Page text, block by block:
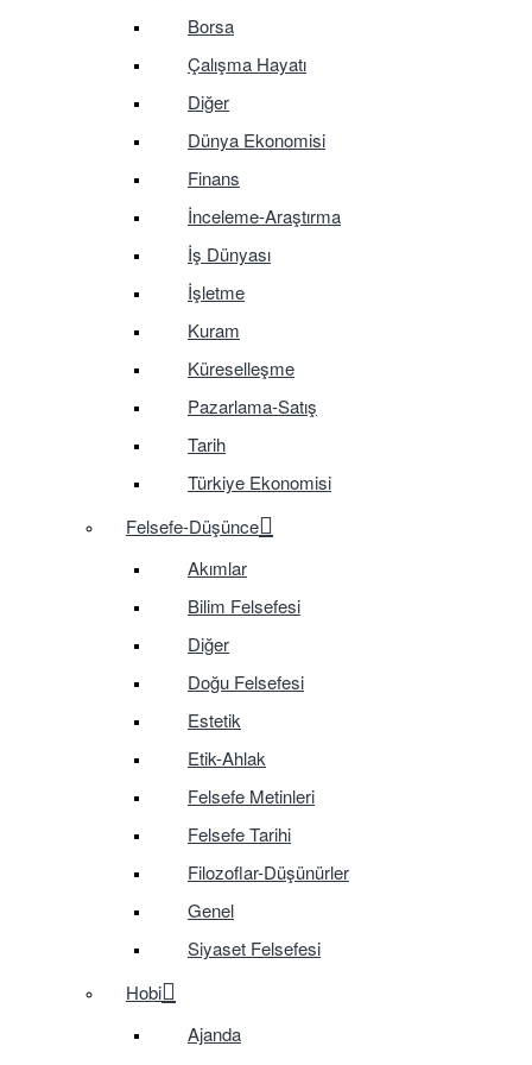
Borsa
Çalışma Hayatı
Diğer
Dünya Ekonomisi
Finans
İnceleme-Araştırma
İş Dünyası
İşletme
Kuram
Küreselleşme
Pazarlama-Satış
Tarih
Türkiye Ekonomisi
Felsefe-Düşünce
Akımlar
Bilim Felsefesi
Diğer
Doğu Felsefesi
Estetik
Etik-Ahlak
Felsefe Metinleri
Felsefe Tarihi
Filozoflar-Düşünürler
Genel
Siyaset Felsefesi
Hobi
Ajanda